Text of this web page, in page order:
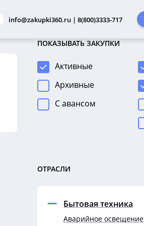
info@zakupki360.ru | 8(800)3333-717
ПОКАЗЫВАТЬ ЗАКУПКИ
Активные
Архивные
С авансом
ОТРАСЛИ
Бытовая техника
Аварийное освещение